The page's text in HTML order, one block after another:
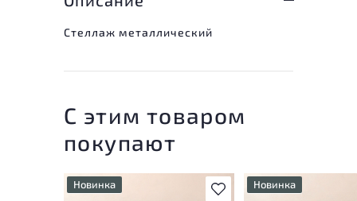
Стеллаж металлический
С этим товаром
покупают
В избранное
Новинка Новинка